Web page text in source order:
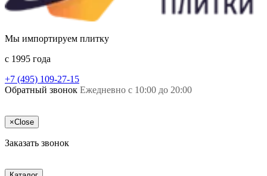
Мы импортируем плитку
c 1995 года
+7 (495) 109-27-15
Обратный звонок Ежедневно с 10:00 до 20:00
×Close
Заказать звонок